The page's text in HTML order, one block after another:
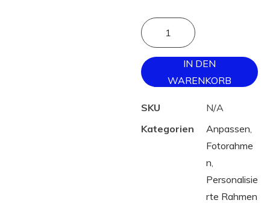
IN DEN
WARENKORB
SKU
N/A
Kategorien
Anpassen
Fotorahme
n
Personalisie
rte Rahmen